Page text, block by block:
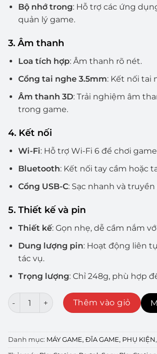
Bộ nhớ trong: Hỗ trợ các ứng
quản lý game.
3. Âm thanh
Loa tích hợp: Âm thanh rõ nét.
Cổng tai nghe 3.5mm: Kết nối tai
Âm thanh 3D: Trải nghiệm âm
trong game.
4. Kết nối
Wi-Fi: Hỗ trợ Wi-Fi 6 để chơi
Bluetooth: Kết nối tay cầm hoặc
Cổng USB-C: Sạc nhanh và
5. Thiết kế và pin
Thiết kế: Gọn nhẹ, dễ cầm nắm
Dung lượng pin: Hoạt động liên
tác vụ.
Trọng lượng: Chỉ 248g, phù hợp
Máy chơi game cầm tay Sony
Thêm vào giỏ
Danh mục: MÁY GAME, ĐĨA GAME, PHỤ KIỆN,